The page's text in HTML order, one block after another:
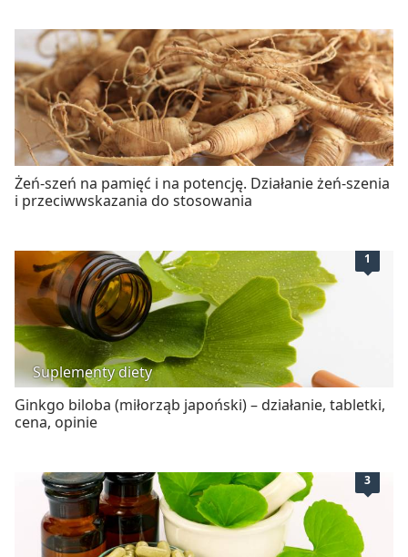
Żeń-szeń na pamięć i na potencję. Działanie żeń-szenia
i przeciwwskazania do stosowania
1
Suplementy diety
Ginkgo biloba (miłorząb japoński) – działanie, tabletki,
cena, opinie
3